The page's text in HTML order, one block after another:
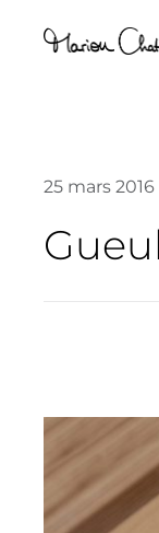
Collaborations
Direction
Podcasts
Blog
25 mars 2016